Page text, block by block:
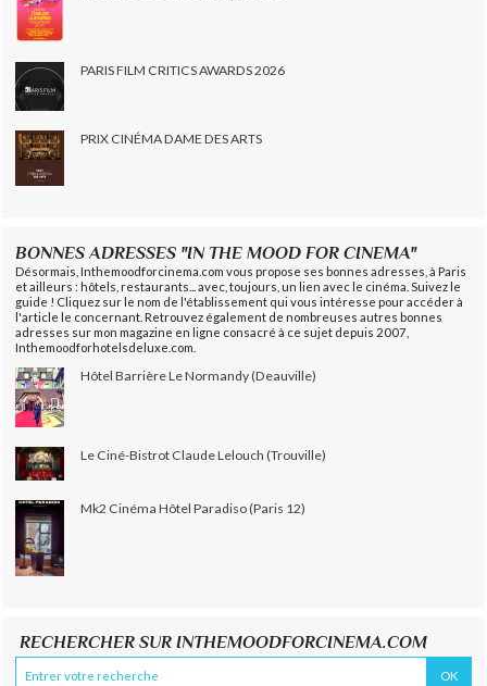
PARIS FILM CRITICS AWARDS 2026
PRIX CINÉMA DAME DES ARTS
BONNES ADRESSES "IN THE MOOD FOR CINEMA"
Désormais, Inthemoodforcinema.com vous propose ses bonnes adresses, à Paris
et ailleurs : hôtels, restaurants... avec, toujours, un lien avec le cinéma. Suivez le
guide ! Cliquez sur le nom de l'établissement qui vous intéresse pour accéder à
l'article le concernant. Retrouvez également de nombreuses autres bonnes
adresses sur mon magazine en ligne consacré à ce sujet depuis 2007,
Inthemoodforhotelsdeluxe.com.
Hôtel Barrière Le Normandy (Deauville)
Le Ciné-Bistrot Claude Lelouch (Trouville)
Mk2 Cinéma Hôtel Paradiso (Paris 12)
RECHERCHER SUR INTHEMOODFORCINEMA.COM